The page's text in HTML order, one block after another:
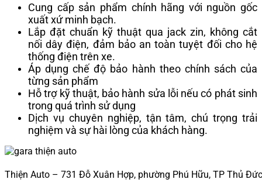
Cung cấp sản phẩm chính hãng với nguồn gốc
xuất xứ minh bạch.
Lắp đặt chuẩn kỹ thuật qua jack zin, không cắt
nối dây điện, đảm bảo an toàn tuyệt đối cho hệ
thống điện trên xe.
Áp dụng chế độ bảo hành theo chính sách của
từng sản phẩm
Hỗ trợ kỹ thuật, bảo hành sửa lỗi nếu có phát sinh
trong quá trình sử dụng
Dịch vụ chuyên nghiệp, tận tâm, chú trọng trải
nghiệm và sự hài lòng của khách hàng.
Thiện Auto – 731 Đỗ Xuân Hợp, phường Phú Hữu, TP Thủ Đức